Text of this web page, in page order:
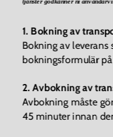
tjänster godkänner ni
1. Bokning av
Bokning av
bokningsformulär
2. Avbokning av
Avbokning måste
45 minuter innan